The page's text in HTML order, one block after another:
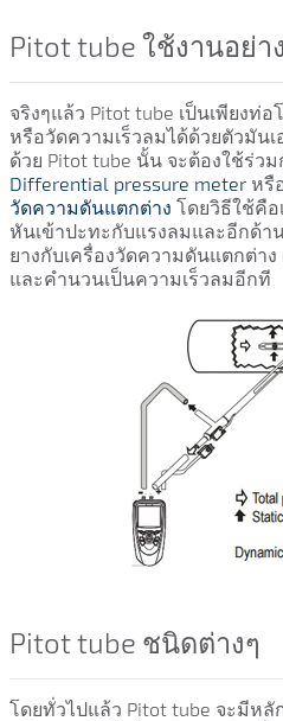
Pitot tube ใช้งานอย่า
จริงๆแล้ว Pitot tube เป็นเพียงท่
หรือวัดความเร็วลมได้ด้วยตัวมันเ
ด้วย Pitot tube นั้น จะต้องใช้ร่วม
Differential pressure meter หรื
วัดความดันแตกต่าง โดยวิธีใช้คือ
หันเข้าปะทะกับแรงลมและอีกด้า
ยางกับเครื่องวัดความดันแตกต่า
และคำนวนเป็นความเร็วลมอีกที
Pitot tube ชนิดต่างๆ
โดยทั่วไปแล้ว Pitot tube จะมีหลั